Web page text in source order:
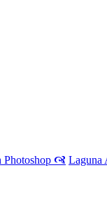
Photoshop 🙧 Laguna